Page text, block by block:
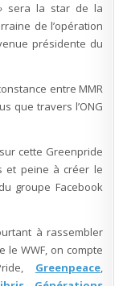
sera la star de la
de l’opération
présidente du
entre MMR
que travers l’ONG
cette Greenpride
et peine à créer le
groupe Facebook
à rassembler
le WWF, on compte
Greenpeace,